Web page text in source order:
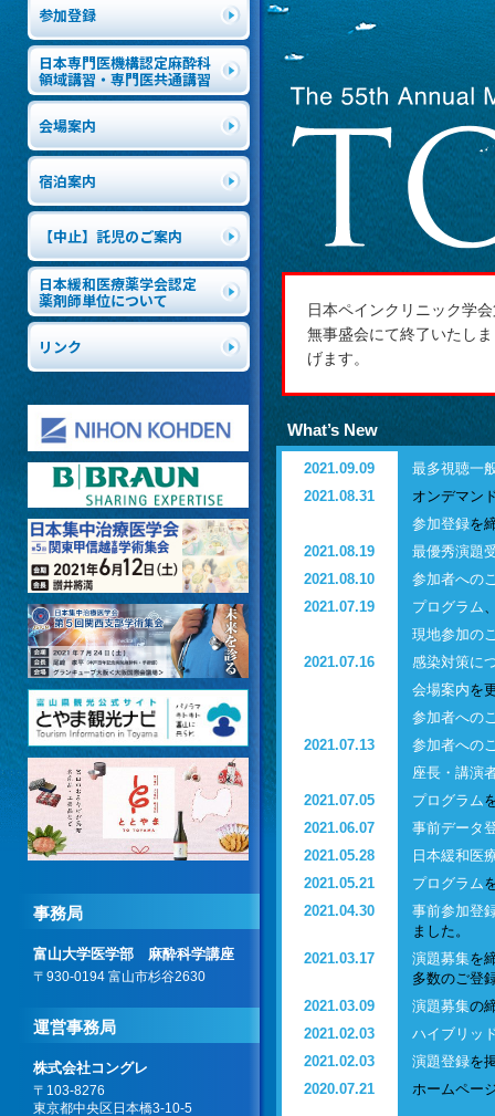
日本ペインクリニック学
無事盛会にて終了いたし
げます。
What’s New
2021.09.09
最多視聴一
2021.08.31
オンデマン
参加登録を
2021.08.19
最優秀演題
2021.08.10
参加者への
2021.07.19
プログラム
現地参加の
2021.07.16
感染対策に
会場案内を
参加者への
2021.07.13
参加者への
座長・講演
2021.07.05
プログラム
2021.06.07
事前データ
2021.05.28
日本緩和医
2021.05.21
プログラム
2021.04.30
事前参加登
ました。
2021.03.17
演題募集を
多数のご登
2021.03.09
演題募集の
2021.02.03
ハイブリッ
2021.02.03
演題登録を
2020.07.21
ホームペー
参加登録
日本専門医機構認定麻酔科
領域講習・専門医共通講習
会場案内
宿泊案内
【中止】託児のご案内
日本緩和医療薬学会認定
薬剤師単位について
リンク
事務局
富山大学医学部 麻酔科学講座
〒930-0194 富山市杉谷2630
運営事務局
株式会社コングレ
〒103-8276
東京都中央区日本橋3-10-5